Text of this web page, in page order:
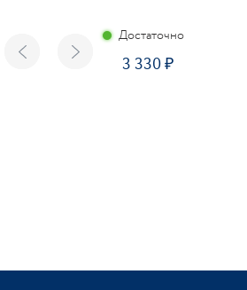
Достаточно
3 330